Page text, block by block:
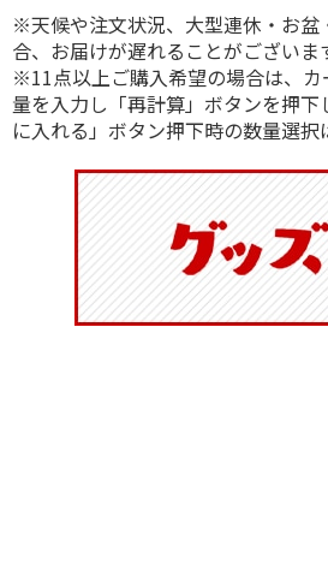
郎 マグ
郎・き
)
抗菌食洗機対応 ふ
水森亜土 PF…
(送料別・税込)
マスコット入
キティ
3,300円
(送料別・税
※天候や注文状況、大型連休・お盆
合、お届けが遅れることがございま
※11点以上ご購入希望の場合は、
量を入力し「再計算」ボタンを押
に入れる」ボタン押下時の数量選択